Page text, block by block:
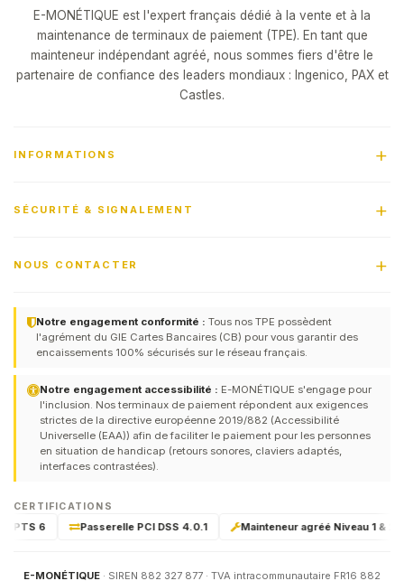
E-MONÉTIQUE est l'expert français dédié à la vente et à la
maintenance de terminaux de paiement (TPE). En tant que
mainteneur indépendant agréé, nous sommes fiers d'être le
partenaire de confiance des leaders mondiaux : Ingenico, PAX et
Castles.
INFORMATIONS
SÉCURITÉ & SIGNALEMENT
NOUS CONTACTER
Notre engagement conformité : Tous nos TPE possèdent
l'agrément du GIE Cartes Bancaires (CB) pour vous garantir des
encaissements 100% sécurisés sur le réseau français.
Notre engagement accessibilité : E-MONÉTIQUE s'engage pour
l'inclusion. Nos terminaux de paiement répondent aux exigences
strictes de la directive européenne 2019/882 (Accessibilité
Universelle (EAA)) afin de faciliter le paiement pour les personnes
en situation de handicap (retours sonores, claviers adaptés,
interfaces contrastées).
CERTIFICATIONS
6 Passerelle PCI DSS 4.0.1 Mainteneur agréé Niveau 1 & 2
E-MONÉTIQUE · SIREN 882 327 877 · TVA intracommunautaire FR16 882